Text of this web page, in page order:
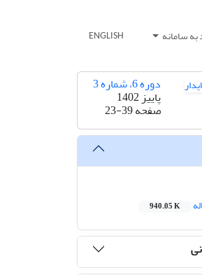
سامانه ENGLISH
دوره 6، شماره 3
پاییز 1402
صفحه23-39
940.05 K